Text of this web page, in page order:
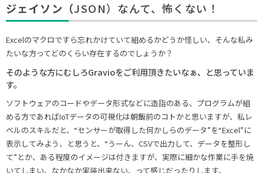
ジェイソン（JSON）なんて、怖くない！
Excelのマクロですら忘れかけていて組めるかどうか怪しい、そんな私み
たいな方ってどのくらい存在するのでしょうか？
そのような方にむしろGravioをご利用頂きたいなぁ、と思っていま
す。
ソフトウェアのコードやデータ形式などに造詣のある、プログラムが組
める方であればIoTデータの可視化は朝飯前のコトかと思いますが、私レ
ベルのスキルだと、“センサーが取得した何かしらのデータ”を“Excel”に
表示してみよう、と思うと、“うーん、CSVで出力して、データを整形し
て”とか、ある程度のイメージは付きますが、実際に細かな作業に手を焼
いてしまい、なかなか実装出来ない、って感じだったりします。